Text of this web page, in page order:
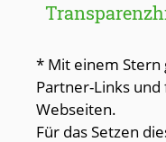
* Mit einem Stern
Partner-Links
Webseiten.
Für das Setzen